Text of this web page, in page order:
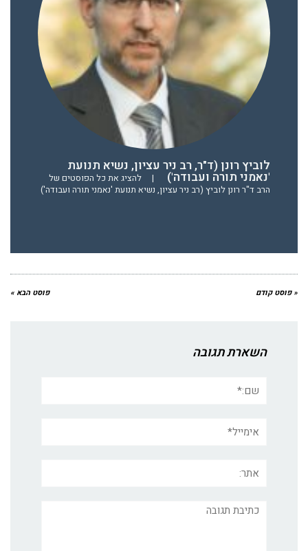
לוביץ רונן (ד"ר, רב ניר עציון, נשיא תנועת
'נאמני תורה ועבודה') |
להציג את כל הפוסטים של
הרב ד"ר רונן לוביץ (רב ניר עציון, נשיא תנועת 'נאמני תורה ועבודה')
« פוסט קודם פוסט הבא »
השארת תגובה
תגובה